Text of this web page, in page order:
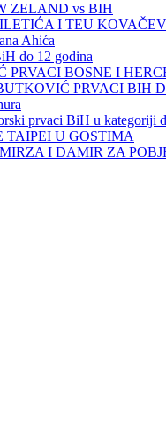
ZELAND vs BIH
I TEU
Ahića
do 12 godina
PRVACI BOSNE I
PRVACI BIH
prvaci BiH u kategoriji
TAIPEI U GOSTIMA
I DAMIR ZA